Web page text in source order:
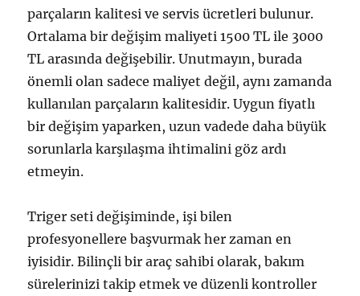
parçaların kalitesi ve servis ücretleri bulunur.
Ortalama bir değişim maliyeti 1500 TL ile 3000
TL arasında değişebilir. Unutmayın, burada
önemli olan sadece maliyet değil, aynı zamanda
kullanılan parçaların kalitesidir. Uygun fiyatlı
bir değişim yaparken, uzun vadede daha büyük
sorunlarla karşılaşma ihtimalini göz ardı
etmeyin.
Triger seti değişiminde, işi bilen
profesyonellere başvurmak her zaman en
iyisidir. Bilinçli bir araç sahibi olarak, bakım
sürelerinizi takip etmek ve düzenli kontroller